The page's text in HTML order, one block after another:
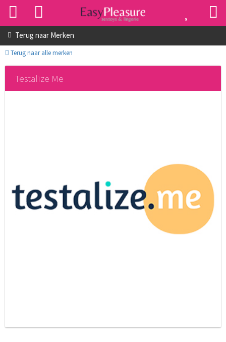
Terug naar Merken
Terug naar alle merken
Testalize Me